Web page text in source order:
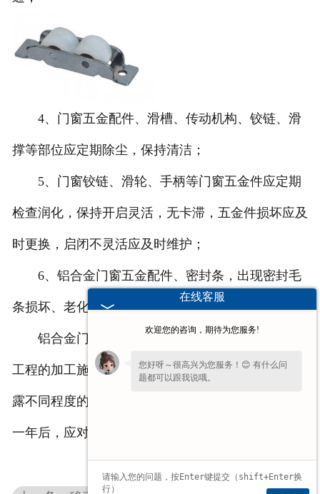
4、门窗五金配件、滑槽、传动机构、铰链、滑
撑等部位应定期除尘，保持清洁；
5、门窗铰链、滑轮、手柄等门窗五金件应定期
检查润化，保持开启灵活，无卡滞，五金件损坏应及
时更换，启闭不灵活应及时维护；
6、铝合金门窗五金配件、密封条，出现密封毛
条损坏、老化或缩短时应及时修复或更换。
铝合金门窗工程竣工验收后一年内，铝合金门窗
工程的加工施工技术及材料、五金件、密封材料的暴
露不同程度的缺陷。因此，铝合金门窗工程竣工验收
一年后，应对铝合金门窗工程进行检查养护。
在线客服
欢迎您的咨询，期待为您服务!
您好呀～很高兴为您服务！😊 有什么问
题都可以跟我说哦。